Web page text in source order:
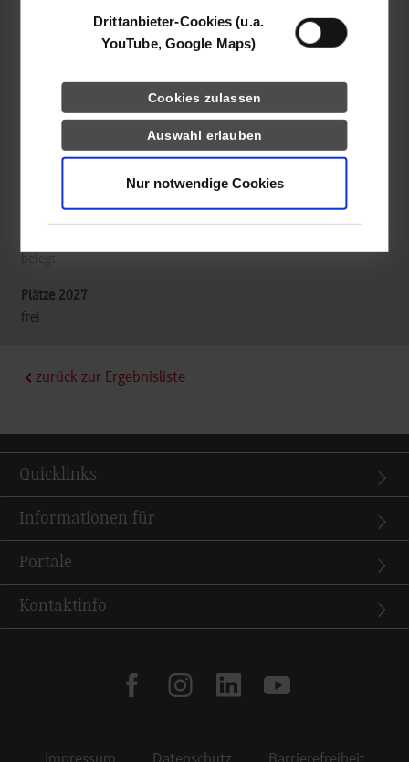
Drittanbieter-Cookies (u.a.
YouTube, Google Maps)
Cookies zulassen
Auswahl erlauben
Nur notwendige Cookies
https://www.ras-online.de/jobs/
Joachim Köhler
bewerbung@ras-online.de
belegt
frei
zurück zur Ergebnisliste
Quicklinks
Informationen für
Portale
Kontaktinfo
facebookinstagramlinkedinyoutube